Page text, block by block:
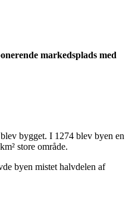
markedsplads med
bygget. I 1274 blev byen en
store område.
byen mistet halvdelen af